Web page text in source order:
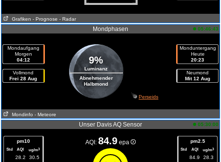
Grafiken - Prognose - Radar
Mondphasen 05:46:43
Mondaufgang
Morgen
04:12
Vollmond
Frei 28 Aug
9%
Luminanz
Abnehmender
Halbmond
Monduntergang
Heute
20:23
Neumond
Mit 12 Aug
Perseids
Mondinfo - Meteore
Unser Davis AQ Sensor 05:30:00
pm10
Std AQI ug/m3
28.2
30.5
AQI: 84.9 epa pm2.5
Std AQI ug/m3
84.9
28.3